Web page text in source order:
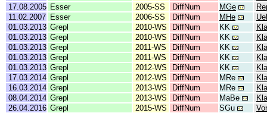
17.08.2005 Esser 2005-SS DiffNum MGe
11.02.2007 Esser 2006-SS DiffNum MHe
01.03.2013 Grepl 2010-WS DiffNum KK
01.03.2013 Grepl 2010-WS DiffNum KK
01.03.2013 Grepl 2011-WS DiffNum KK
01.03.2013 Grepl 2011-WS DiffNum KK
01.03.2013 Grepl 2012-WS DiffNum KK
17.03.2014 Grepl 2012-WS DiffNum MRe
16.03.2014 Grepl 2013-WS DiffNum MRe
08.04.2014 Grepl 2013-WS DiffNum MaBe
26.04.2016 Grepl 2015-WS DiffNum SGu